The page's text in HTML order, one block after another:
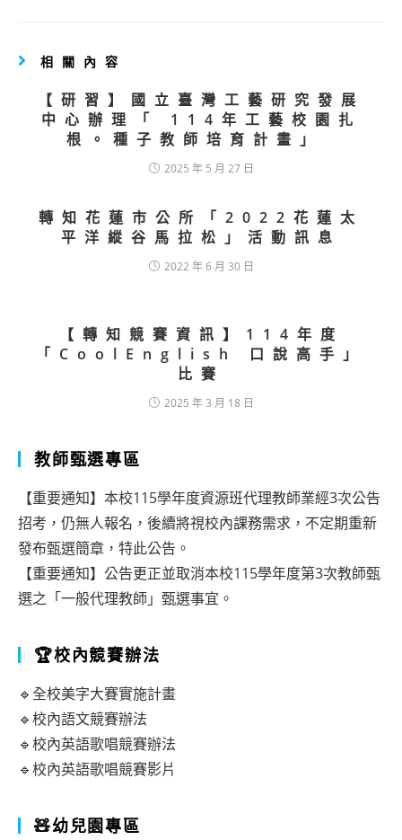
相關內容
【研習】國立臺灣工藝研究發展
中心辦理「 114年工藝校園扎
根。種子教師培育計畫」
2025 年 5 月 27 日
轉知花蓮市公所「2022花蓮太
平洋縱谷馬拉松」活動訊息
2022 年 6 月 30 日
【轉知競賽資訊】114年度
「CoolEnglish 口說高手」
比賽
2025 年 3 月 18 日
教師甄選專區
【重要通知】本校115學年度資源班代理教師業經3次公告
招考，仍無人報名，後續將視校內課務需求，不定期重新
發布甄選簡章，特此公告。
【重要通知】公告更正並取消本校115學年度第3次教師甄
選之「一般代理教師」甄選事宜。
🏆校內競賽辦法
🔹全校美字大賽實施計畫
🔹校內語文競賽辦法
🔹校內英語歌唱競賽辦法
🔹校內英語歌唱競賽影片
🧸幼兒園專區